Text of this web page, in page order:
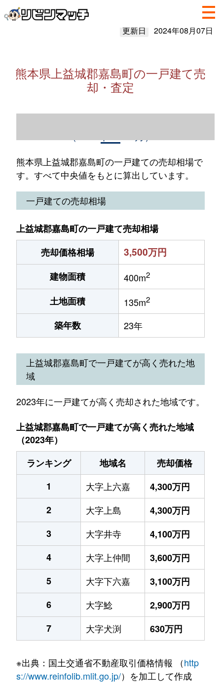
更新日 2024年08月07日
熊本県上益城郡嘉島町の一戸建て売
却・査定
熊本県上益城郡嘉島町の一戸建ての売却相場で
す。すべて中央値をもとに算出しています。
一戸建ての売却相場
上益城郡嘉島町の一戸建て売却相場
売却価格相場
3,500万円
建物面積 400m2
土地面積 135m2
築年数 23年
上益城郡嘉島町で一戸建てが高く売れた地
域
2023年に一戸建てが高く売却された地域です。
上益城郡嘉島町で一戸建てが高く売れた地域
（2023年）
ランキング
地域名
売却価格
1
大字上六嘉
4,300万円
2
大字上島
4,300万円
3
大字井寺
4,100万円
4
大字上仲間
3,600万円
5
大字下六嘉
3,100万円
6
大字鯰
2,900万円
7
大字犬渕 630万円
※出典：国土交通省不動産取引価格情報 （http
s://www.reinfolib.mlit.go.jp/）を加工して作成